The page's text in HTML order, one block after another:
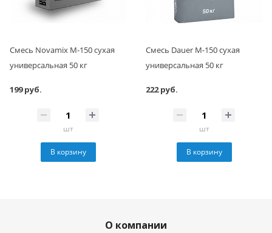
Смесь Novamix М-150 сухая
универсальная 50 кг
199 руб.
шт
В корзину
Смесь Dauer М-150 сухая
универсальная 50 кг
222 руб.
шт
В корзину
О компании